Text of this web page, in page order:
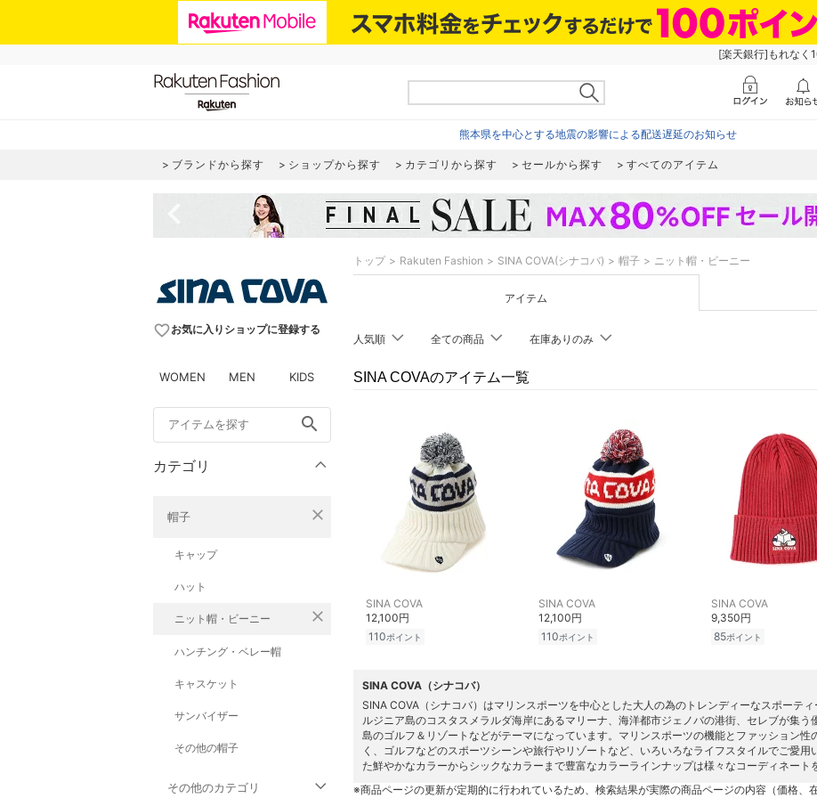
[楽天銀行]もれなく
熊本県を中心とする地震の影響による配送遅延のお知らせ
ブランドから探す ショップから探す カテゴリから探す セールから探す すべてのアイテム
favorite_borderお気に入りショップに登録する
WOMEN MEN KIDS
search
カテゴリ
帽子 close
キャップ
ハット
ニット帽・ビーニー close
ハンチング・ベレー帽
キャスケット
サンバイザー
その他の帽子
その他のカテゴリ
トップ Rakuten Fashion SINA COVA(シナコバ) 帽子 ニット帽・ビーニー
アイテム
人気順 全ての商品 在庫ありのみ
SINA COVAのアイテム一覧
SINA COVA
12,100円
110ポイント
SINA COVA
12,100円
110ポイント
SINA COVA
9,350円
85ポイント
SINA COVA（シナコバ）
SINA COVA（シナコバ）はマリンスポーツを中心とした大人の為のトレンディーなスポーテ
ルジニア島のコスタスメラルダ海岸にあるマリーナ、海洋都市ジェノバの港街、セレブが集
島のゴルフ＆リゾートなどがテーマになっています。マリンスポーツの機能とファッション
く、ゴルフなどのスポーツシーンや旅行やリゾートなど、いろいろなライフスタイルでご愛
た鮮やかなカラーからシックなカラーまで豊富なカラーラインナップは様々なコーディネート
※商品ページの更新が定期的に行われているため、検索結果が実際の商品ページの内容（価格、